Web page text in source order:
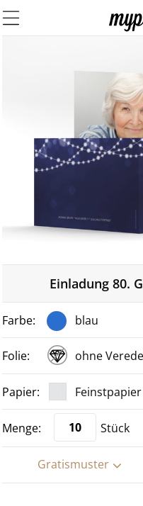
Einladung 80.
blau
ohne
Stück
Gratismuster